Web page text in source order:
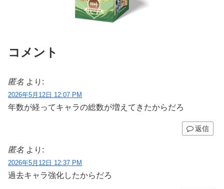
コメント
匿名 より:
2026年5月12日 12:07 PM
年数が経ってキャラの総数が増えてきたからだろ
返信
匿名 より:
2026年5月12日 12:37 PM
過去キャラ強化したからだろ